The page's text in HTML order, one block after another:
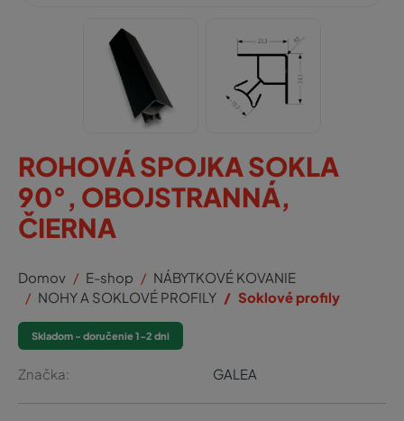
ROHOVÁ SPOJKA SOKLA
90°, OBOJSTRANNÁ,
ČIERNA
Domov E-shop
NÁBYTKOVÉ KOVANIE
NOHY A SOKLOVÉ PROFILY
Soklové profily
Skladom - doručenie 1-2 dni
Značka: GALEA